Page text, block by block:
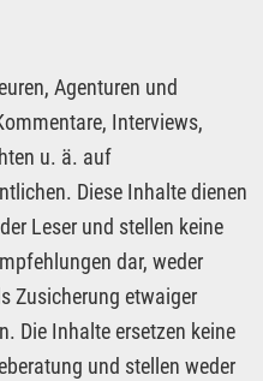
Agenturen und
Interviews,
u. ä. auf
Diese Inhalte dienen
Leser und stellen keine
dar, weder
Zusicherung etwaiger
Die Inhalte ersetzen keine
und stellen weder